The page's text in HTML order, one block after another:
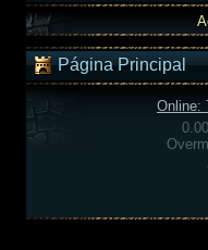
Página Principal
Online: